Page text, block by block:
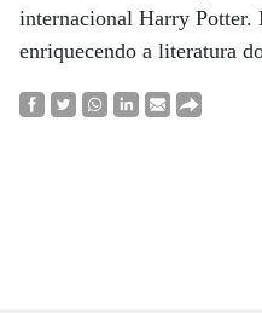
internacional Harry
enriquecendo a literatura